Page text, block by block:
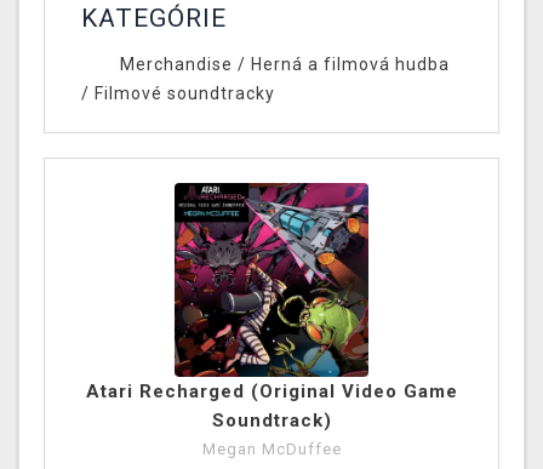
KATEGÓRIE
Merchandise / Herná a filmová hudba
/ Filmové soundtracky
Atari Recharged (Original Video Game
Soundtrack)
Megan McDuffee